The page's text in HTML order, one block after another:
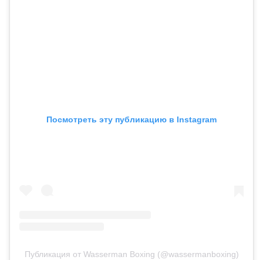
Посмотреть эту публикацию в Instagram
Публикация от Wasserman Boxing (@wassermanboxing)